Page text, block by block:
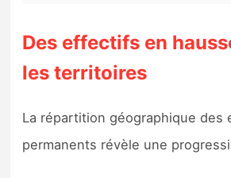
Des effectifs en
les territoires
La répartition géographique des
permanents révèle une